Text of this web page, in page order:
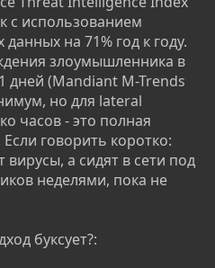
с использованием
на 71% год к году.
злоумышленника в
дней (Mandiant M-Trends
но для lateral
часов - это полная
говорить коротко:
а сидят в сети под
неделями, пока не
буксует?: